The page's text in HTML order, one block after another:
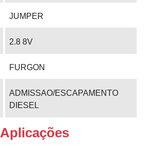
JUMPER
2.8 8V
FURGON
ADMISSAO/ESCAPAMENTO
DIESEL
Aplicações